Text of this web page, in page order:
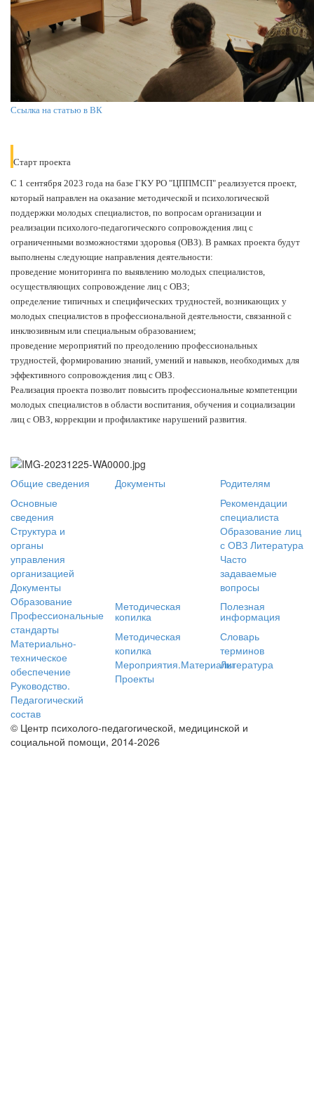
Ссылка на статью в ВК
Старт проекта
С 1 сентября 2023 года на базе ГКУ РО "ЦППМСП" реализуется проект,
который направлен на оказание методической и психологической
поддержки молодых специалистов, по вопросам организации и
реализации психолого-педагогического сопровождения лиц с
ограниченными возможностями здоровья (ОВЗ). В рамках проекта будут
выполнены следующие направления деятельности:
проведение мониторинга по выявлению молодых специалистов,
осуществляющих сопровождение лиц с ОВЗ;
определение типичных и специфических трудностей, возникающих у
молодых специалистов в профессиональной деятельности, связанной с
инклюзивным или специальным образованием;
проведение мероприятий по преодолению профессиональных
трудностей, формированию знаний, умений и навыков, необходимых для
эффективного сопровождения лиц с ОВЗ.
Реализация проекта позволит повысить профессиональные компетенции
молодых специалистов в области воспитания, обучения и социализации
лиц с ОВЗ, коррекции и профилактике нарушений развития.
Общие сведения
Основные
сведения
Структура и
органы
управления
организацией
Документы
Образование
Профессиональные
стандарты
Материально-
техническое
обеспечение
Руководство.
Педагогический
состав
Документы
Родителям
Рекомендации
специалиста
Образование лиц
с ОВЗ Литература
Часто
задаваемые
вопросы
Методическая
копилка
Методическая
копилка
Мероприятия.Материалы
Проекты
Полезная
информация
Словарь
терминов
Литература
© Центр психолого-педагогической, медицинской и
социальной помощи, 2014-2026